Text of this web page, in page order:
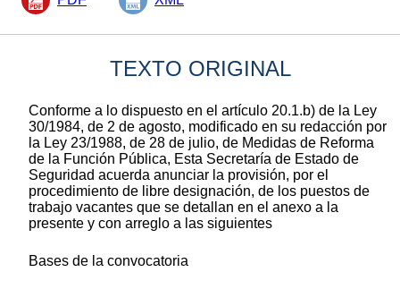
TEXTO ORIGINAL
Conforme a lo dispuesto en el artículo 20.1.b) de la Ley
30/1984, de 2 de agosto, modificado en su redacción por
la Ley 23/1988, de 28 de julio, de Medidas de Reforma
de la Función Pública, Esta Secretaría de Estado de
Seguridad acuerda anunciar la provisión, por el
procedimiento de libre designación, de los puestos de
trabajo vacantes que se detallan en el anexo a la
presente y con arreglo a las siguientes
Bases de la convocatoria